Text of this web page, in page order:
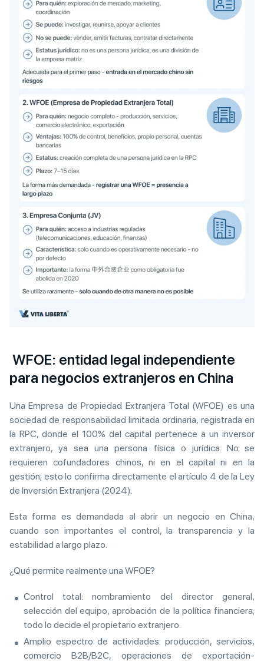
WFOE: entidad legal independiente
para negocios extranjeros en China
Una Empresa de Propiedad Extranjera Total (WFOE) es una
sociedad de responsabilidad limitada ordinaria, registrada en
la RPC, donde el 100% del capital pertenece a un inversor
extranjero, ya sea una persona física o jurídica. No se
requieren cofundadores chinos, ni en el capital ni en la
gestión; esto lo confirma directamente el artículo 4 de la Ley
de Inversión Extranjera (2024).
Esta forma es demandada al abrir un negocio en China,
cuando son importantes el control, la transparencia y la
estabilidad a largo plazo.
¿Qué permite realmente una WFOE?
Control total: nombramiento del director general,
selección del equipo, aprobación de la política financiera;
todo lo decide el propietario extranjero.
Amplio espectro de actividades: producción, servicios,
comercio B2B/B2C, operaciones de exportación-